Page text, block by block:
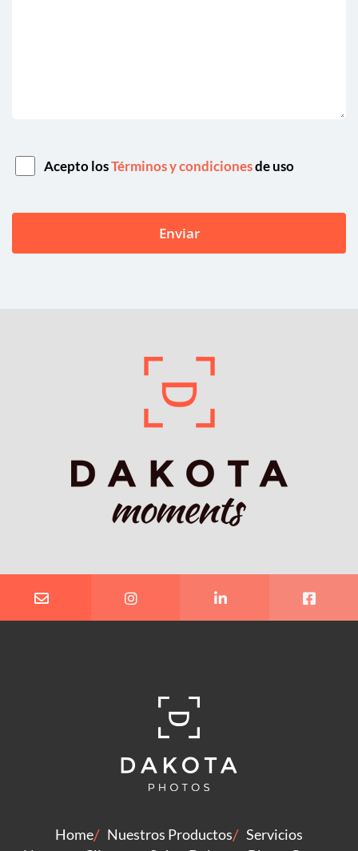
Acepto losTérminos y condicionesde uso
Home Nuestros Productos
Servicios